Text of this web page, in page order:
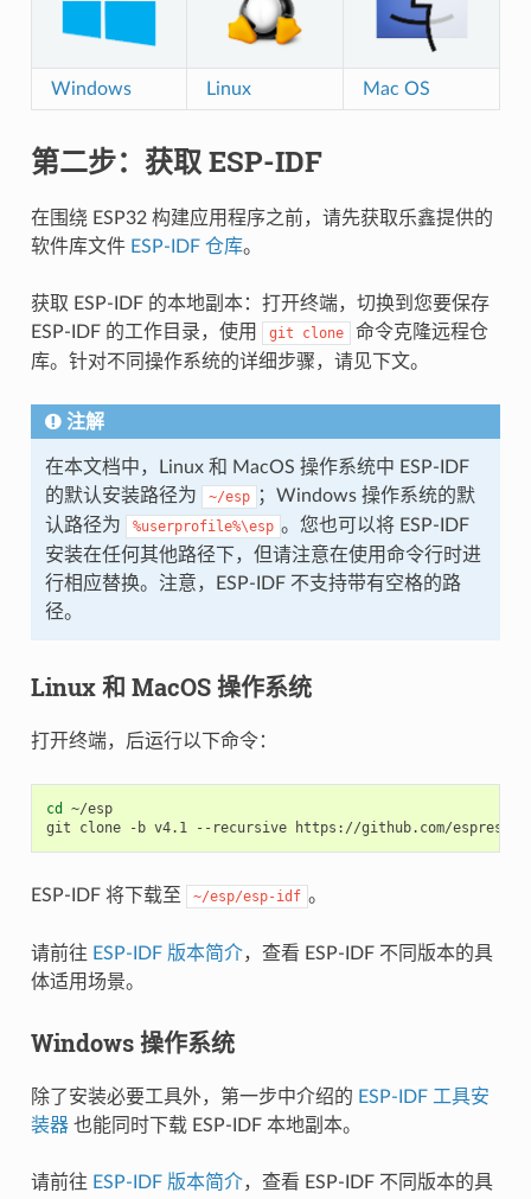
Windows Linux Mac OS
第二步：获取 ESP-IDF
在围绕 ESP32 构建应用程序之前，请先获取乐鑫提供的
软件库文件 ESP-IDF 仓库。
获取 ESP-IDF 的本地副本：打开终端，切换到您要保存
ESP-IDF 的工作目录，使用
git clone
命令克隆远程仓
库。针对不同操作系统的详细步骤，请见下文。
注解
在本文档中，Linux 和 MacOS 操作系统中 ESP-IDF
的默认安装路径为
~/esp
；Windows 操作系统的默
认路径为
%userprofile%\esp 。您也可以将 ESP-IDF
安装在任何其他路径下，但请注意在使用命令行时进
行相应替换。注意，ESP-IDF 不支持带有空格的路
径。
Linux 和 MacOS 操作系统
打开终端，后运行以下命令：
cd ~/esp
ESP-IDF 将下载至 ~/esp/esp-idf 。
请前往 ESP-IDF 版本简介，查看 ESP-IDF 不同版本的具
体适用场景。
Windows 操作系统
除了安装必要工具外，第一步中介绍的 ESP-IDF 工具安
装器也能同时下载 ESP-IDF 本地副本。
请前往 ESP-IDF 版本简介，查看 ESP-IDF 不同版本的具